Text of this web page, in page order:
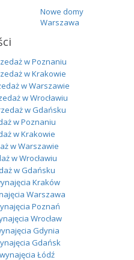
Nowe domy
Warszawa
w Poznaniu
w Krakowie
w Warszawie
w Wrocławiu
w Gdańsku
w Poznaniu
w Krakowie
w Warszawie
w Wrocławiu
w Gdańsku
Kraków
Warszawa
Poznań
Wrocław
Gdynia
Gdańsk
Łódź